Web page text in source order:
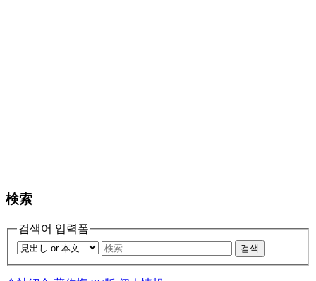
検索
검색어 입력폼
검색